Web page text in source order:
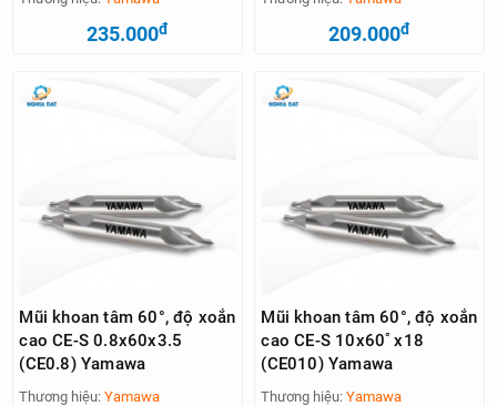
235.000đ 209.000đ
Mũi khoan tâm 60°, độ xoắn
cao CE-S 0.8x60x3.5
(CE0.8) Yamawa
Thương hiệu:Yamawa
Mũi khoan tâm 60°, độ xoắn
cao CE-S 10x60ﾟx18
(CE010) Yamawa
Thương hiệu:Yamawa